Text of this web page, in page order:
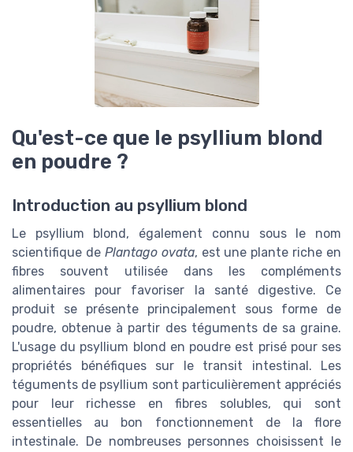
Qu'est-ce que le psyllium blond
en poudre ?
Introduction au psyllium blond
Le psyllium blond, également connu sous le nom
scientifique de Plantago ovata, est une plante riche en
fibres souvent utilisée dans les compléments
alimentaires pour favoriser la santé digestive. Ce
produit se présente principalement sous forme de
poudre, obtenue à partir des téguments de sa graine.
L'usage du psyllium blond en poudre est prisé pour ses
propriétés bénéfiques sur le transit intestinal. Les
téguments de psyllium sont particulièrement appréciés
pour leur richesse en fibres solubles, qui sont
essentielles au bon fonctionnement de la flore
intestinale. De nombreuses personnes choisissent le